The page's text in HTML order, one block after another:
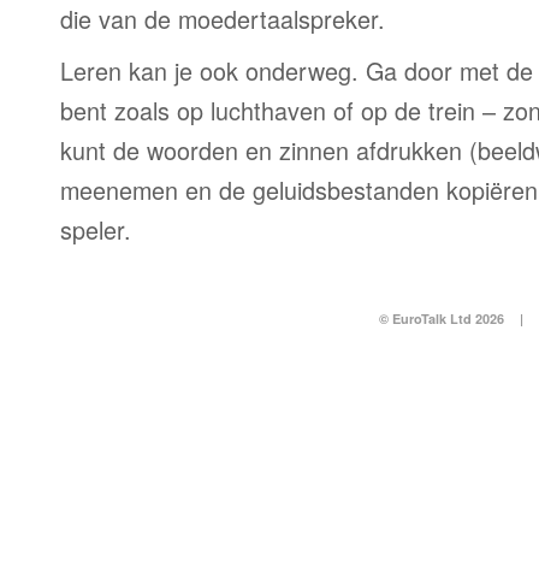
die van de moedertaalspreker.
Leren kan je ook onderweg. Ga door met
bent zoals op luchthaven of op de trein –
kunt de woorden en zinnen afdrukken
meenemen en de geluidsbestanden
speler.
© EuroTalk Ltd 2026 |